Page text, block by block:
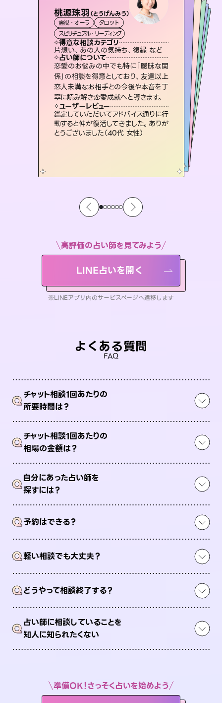
桃源珠羽（とうげんみう）
霊視・オーラ
タロット
スピリチュアル・リーディング
得意な相談カテゴリ
片想い、あの人の気持ち、復縁 など
占い師について
恋愛のお悩みの中でも特に「曖昧な関
係」の相談を得意としており、友達以上
恋人未満なお相手との今後や本音を丁
寧に読み解き恋愛成就へと導きます。
ユーザーレビュー
鑑定していただいてアドバイス通りに行
動すると仲が復活してきました。ありが
とうございました（40代 女性）
アイリス -iris-
西洋占星術 タロット
ルーン
得意な相談カテゴリ
恋愛総合、片想い、二人の未来 など
占い師について
復縁、恋愛、不倫の行方、同性愛や片
思い、仕事関係や借金問題まで知りた
いことや心の負担になっていることを
紐解き、背中をそっと押して導きます。
ユーザーレビュー
安心感のあり、言い切ってくれる所や濁
さない鑑定のおかげで、毎回自分の気
持ちを整えられます（30代 男性）
おう 霊感オラクル
霊視・オーラ
オラクルカード
得意な相談カテゴリ
恋愛総合、あの人の気持ち など
占い師について
霊視×オラクルカードを使って「今」と
「未来」そして「気になるあの人の気持
ち」まで丁寧に読み解き、恋や人生のヒ
ントを優しく引き出します。
ユーザーレビュー
不安な気持ちが嘘みたいに晴れまし
た…！よく視えていらっしゃるんだなと
感じました（40代 女性）
セラピスト理恵
霊視・オーラ
スピリチュアル・リーディング
得意な相談カテゴリ
片想い、二人の未来、年の差 など
占い師について
連絡再開、復縁、成就などの報告実績多数。セラピストとして2万超の施術経験があるからこそできる鑑定で、より良い未来をサポートします。
ユーザーレビュー
とても心温まる鑑定でした。しかもこち
らは何も言っていないのに視えていらっ
しゃるんだなと驚きです（30代女性）
未来視師＊花
霊視・オーラ
スピリチュアル・リーディング
得意な相談カテゴリ
出逢い、片想い、復縁 など
占い師について
未来には何パターンもの選択肢があり
ます。不安で視えにくくなっているあな
たの素敵な未来を見つけ、その未来を
選択できるようアドバイスします。
ユーザーレビュー
職場の人の性質や人間関係、本心など
本当によく視えていてびっくり。対策が
打てて前向きになれます（40代）
彗望（すいぼう
霊視・オーラ
スピリチュアル・リーディング
得意な相談カテゴリ
片想い、あの人の気持ち、復縁 など
占い師について
3,700年以上の歴史を持つ東洋最古の
占術「易占」で詳細まで占い、幸せへ向
かう道筋を示します。厳しい結果にも具
体的な対策をお伝えします。
ユーザーレビュー
複雑な背景もしっかり聞いて鑑定して
いただけました。気持ちが楽になりまし
た（50代 女性）
高評価の占い師を見てみよう
LINE占いを開く
※LINEアプリ内のサービスページへ遷移します
よくある質問
FAQ
Qチャット相談1回あたりの
所要時間は？
Qチャット相談1回あたりの
相場の金額は？
Q自分にあった占い師を
探すには？
Q予約はできる？
Q軽い相談でも大丈夫？
Qどうやって相談終了する？
Q占い師に相談していることを
知人に知られたくない
準備OK！さっそく占いを始めよう